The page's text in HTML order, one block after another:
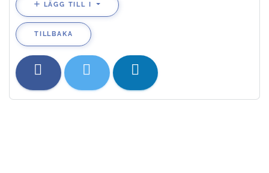
LÄGG TILL I
TILLBAKA